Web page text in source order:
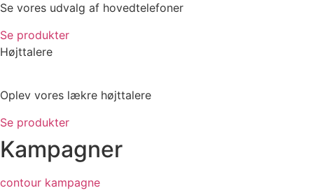
Se vores udvalg af hovedtelefoner
Se produkter
Højttalere
Oplev vores lækre højttalere
Se produkter
Kampagner
contour kampagne